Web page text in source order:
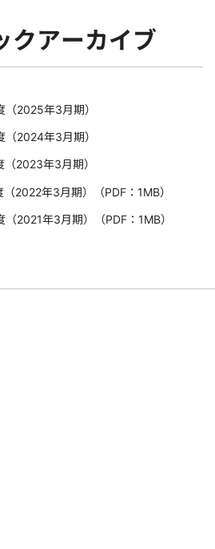
クアーカイブ
2025年3月期）
2024年3月期）
2023年3月期）
2022年3月期）
（PDF：1MB）
2021年3月期）
（PDF：1MB）